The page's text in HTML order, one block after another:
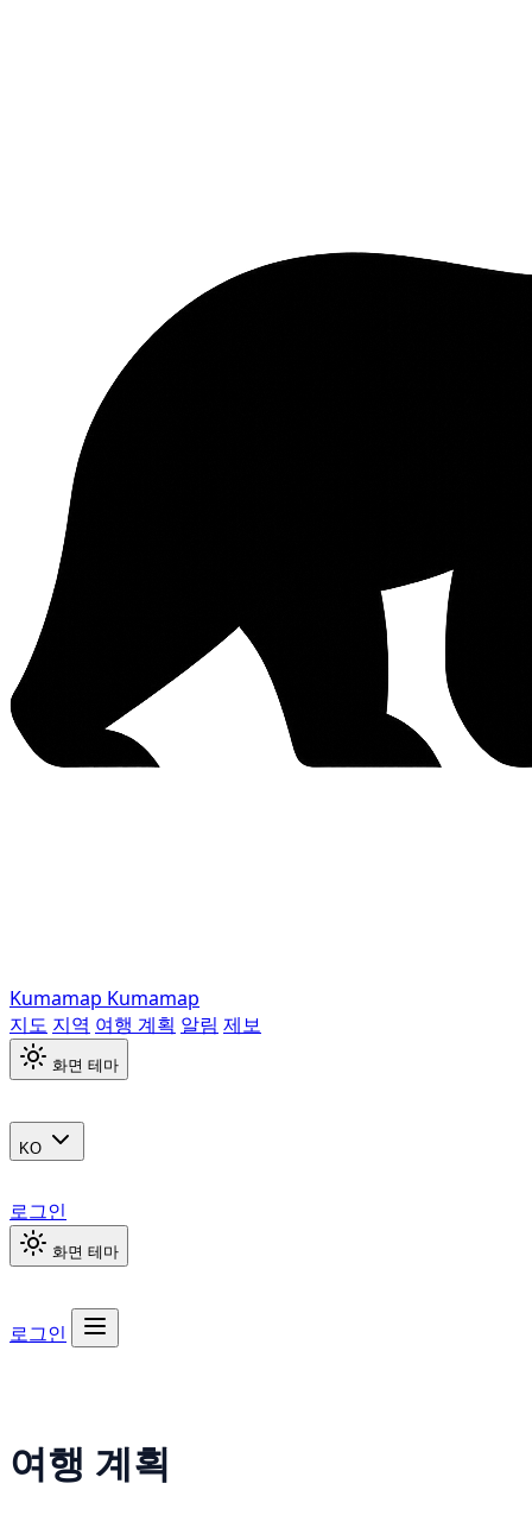
Kumamap Kumamap
지도 지역 여행 계획 알림 제보
화면 테마
KO
로그인
화면 테마
로그인
여행 계획